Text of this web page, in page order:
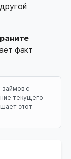
факт
займов с
текущего
этот